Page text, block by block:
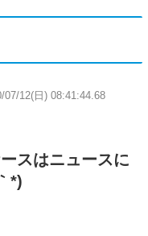
07/12(日) 08:41:44.68
スはニュースに
*)